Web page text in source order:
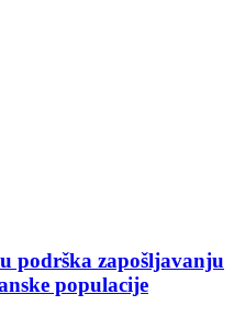
podrška zapošljavanju
populacije